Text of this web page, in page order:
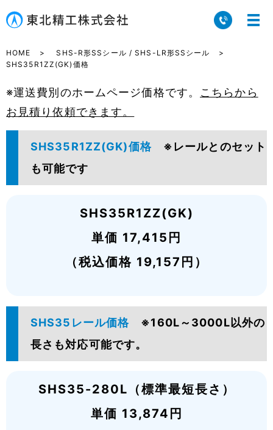
HOME
SHS-R形SSシール / SHS-LR形SSシール
SHS35R1ZZ(GK)価格
※運送費別のホームページ価格です。 こちらから
お見積り依頼できます。
SHS35R1ZZ(GK)価格 ※レールとのセット
も可能です
SHS35R1ZZ(GK)
単価 17,415円
（税込価格 19,157円）
SHS35レール価格 ※160L～3000L以外の
長さも対応可能です。
SHS35-280L（標準最短長さ）
単価 13,874円